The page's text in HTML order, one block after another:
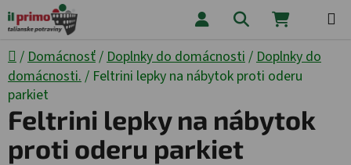
Prejsť na obsah Hľadať
Domov
/ Domácnosť/ Doplnky do domácnosti / Doplnky do
domácnosti. / Feltrini lepky na nábytok proti oderu
parkiet
Feltrini lepky na nábytok
proti oderu parkiet